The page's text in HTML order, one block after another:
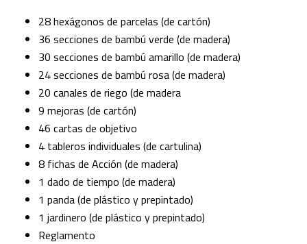
28 hexágonos de parcelas (de cartón)
36 secciones de bambú verde (de madera)
30 secciones de bambú amarillo (de madera)
24 secciones de bambú rosa (de madera)
20 canales de riego (de madera
9 mejoras (de cartón)
46 cartas de objetivo
4 tableros individuales (de cartulina)
8 fichas de Acción (de madera)
1 dado de tiempo (de madera)
1 panda (de plástico y prepintado)
1 jardinero (de plástico y prepintado)
Reglamento